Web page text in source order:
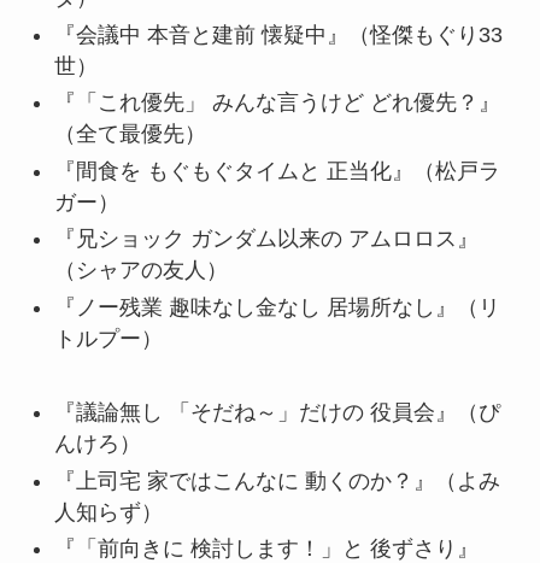
『会議中 本音と建前 懐疑中』（怪傑もぐり33
世）
『「これ優先」 みんな言うけど どれ優先？』
（全て最優先）
『間食を もぐもぐタイムと 正当化』（松戸ラ
ガー）
『兄ショック ガンダム以来の アムロロス』
（シャアの友人）
『ノー残業 趣味なし金なし 居場所なし』（リ
トルプー）
『議論無し 「そだね～」だけの 役員会』（ぴ
んけろ）
『上司宅 家ではこんなに 動くのか？』（よみ
人知らず）
『「前向きに 検討します！」と 後ずさり』